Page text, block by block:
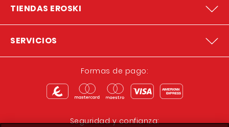
TIENDAS EROSKI
SERVICIOS
Formas de pago:
Seguridad y confianza: